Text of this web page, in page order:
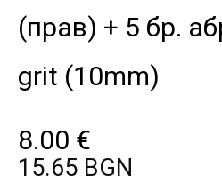
(прав) + 5 бр.
grit (10mm)
8.00 €
15.65 BGN